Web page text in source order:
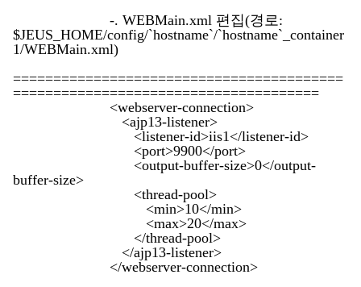
-. WEBMain.xml 편집(경로:
$JEUS_HOME/config/`hostname`/`hostname`_container
1/WEBMain.xml)
=========================================
======================================
<webserver-connection>
<ajp13-listener>
<listener-id>iis1</listener-id>
<port>9900</port>
<output-buffer-size>0</output-
buffer-size>
<thread-pool>
<min>10</min>
<max>20</max>
</thread-pool>
</ajp13-listener>
</webserver-connection>